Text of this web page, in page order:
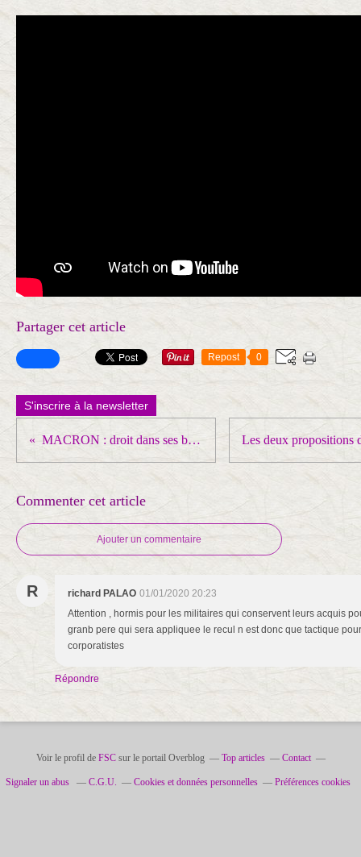
Partager cet article
Repost 0
S'inscrire à la newsletter
MACRON : droit dans ses bottes ... comme JUPPE avec le sort qu'on sait !
Commenter cet article
Ajouter un commentaire
R richard PALAO 01/01/2020 20:23
Attention , hormis pour les militaires qui conservent leurs acquis
granb pere qui sera appliquee le recul n est donc que tactique
corporatistes
Répondre
Voir le profil de FSCsur le portail Overblog Top articles Contact
Signaler un abus C.G.U. Cookies et données personnelles Préférences cookies